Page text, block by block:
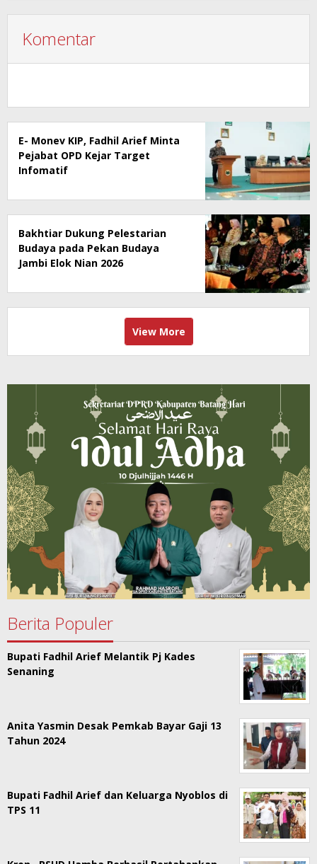
Komentar
E- Monev KIP, Fadhil Arief Minta
Pejabat OPD Kejar Target
Infomatif
Bakhtiar Dukung Pelestarian
Budaya pada Pekan Budaya
Jambi Elok Nian 2026
View More
Berita Populer
Bupati Fadhil Arief Melantik Pj Kades
Senaning
Anita Yasmin Desak Pemkab Bayar Gaji 13
Tahun 2024
Bupati Fadhil Arief dan Keluarga Nyoblos di
TPS 11